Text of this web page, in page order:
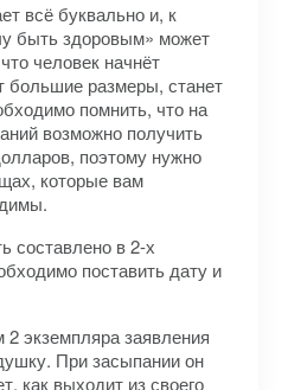
всё буквально и, к
быть здоровым» может
человек начнёт
большие размеры, станет
помнить, что на
возможно получить
поэтому нужно
которые вам
составлено в 2-х
поставить дату и
экземпляра заявления
При засыпании он
как выходит из своего